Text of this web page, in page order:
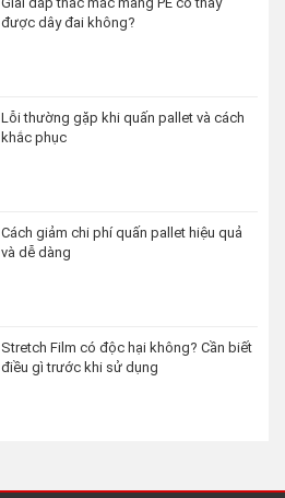
được dây đai không?
Lỗi thường gặp khi quấn pallet và cách
khắc phục
Cách giảm chi phí quấn pallet hiệu quả
và dễ dàng
Stretch Film có độc hại không? Cần biết
điều gì trước khi sử dụng